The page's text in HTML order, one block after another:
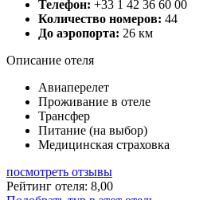
Телефон: +33 1 42 36 60 00
Количество номеров: 44
До аэропорта: 26 км
Описание отеля
Авиаперелет
Проживание в отеле
Трансфер
Питание (на выбор)
Медицинская страховка
посмотреть отзывы
Рейтинг отеля: 8,00